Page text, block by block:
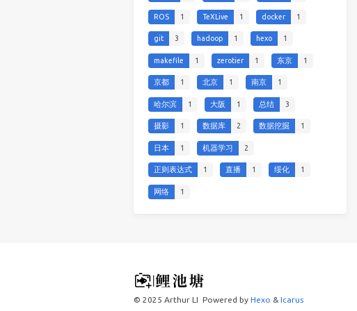
ROS 1 TeXLive 1 docker 1
git 3 hadoop 1 hexo 1
makefile 1 zerotier 1 东京 1
京都 1 北京 1 南京 1
哈尔滨 1 大阪 1 总结 3
摄影 1 数据库 2 数据挖掘 1
日本 1 机器学习 2
正则表达式 1 直播 1 绥化 1
网络 1
© 2025 Arthur LI Powered by Hexo & Icarus